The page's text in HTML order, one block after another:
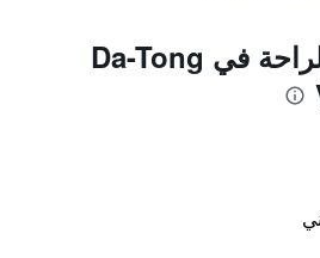
المزايا ووسائل الراحة في Da-Tong